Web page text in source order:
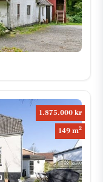
1.875.000 kr
149 m2